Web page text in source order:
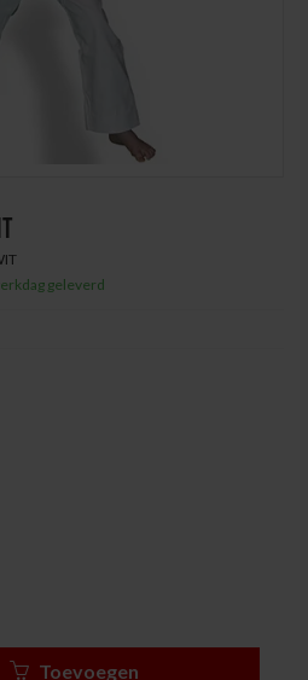
geleverd
Toevoegen